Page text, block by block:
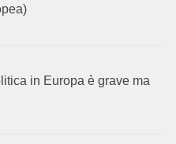
in Europa è grave ma